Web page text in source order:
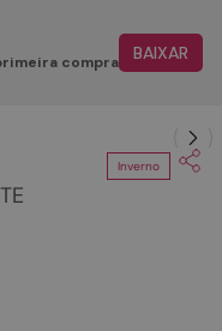
compra BAIXAR
Inverno